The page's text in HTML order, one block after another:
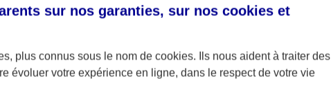
au niveau de la Sécurité sociale
est assurée par 2 grands régimes
sur nos garanties, sur nos cookies et
plus connus sous le nom de cookies. Ils nous aident à traiter des
évoluer votre expérience en ligne, dans le respect de votre vie